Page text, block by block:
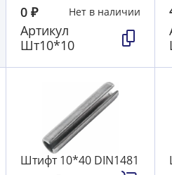
0₽ Нет в наличии
Артикул
Шт10*10
Штифт 10*40 DIN1481